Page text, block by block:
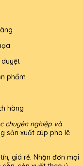
duyệt
phẩm
hàng
chuyên nghiệp và
sản xuất cúp pha lê
giá rẻ. Nhận đơn mọi